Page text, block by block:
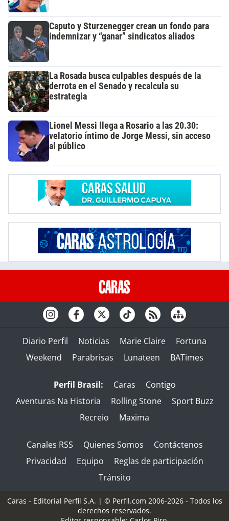
Caputo y Sturzenegger crean un fondo para
indemnizar y “ganar” sindicatos aliados
La Rosada busca culpables después de la
derrota en el Senado y recalcula su
estrategia
Lionel Messi llega a Rosario a las 20.30:
velatorio íntimo de Jorge Messi, sin acceso
al público
Diario Perfil Noticias Marie Claire
Fortuna
Weekend
Parabrisas Lunateen BATimes
Perfil Brasil: Caras
Contigo
Aventuras Na Historia
Rolling Stone
Sport Buzz
Recreio
Maxima
Canales RSS Quienes Somos
Contáctenos
Privacidad
Equipo
Reglas de participación
Tránsito
Caras - Editorial Perfil S.A. | © Perfil.com 2006-2026 - Todos los
derechos reservados.